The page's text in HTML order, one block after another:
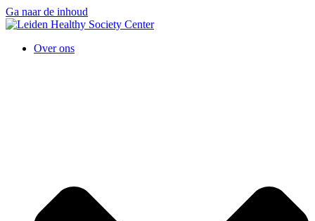
Ga naar de inhoud
Over ons